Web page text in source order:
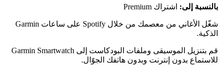
بالنسبة إلى: اشتراك Premium
شغّل الأغاني من معصمك من خلال Spotify على ساعات Garmin
الذكية.
قم بتنزيل الموسيقى وملفات البودكاست إلى Garmin Smartwatch
للاستماع بدون إنترنت وبدون هاتفك الجوّال.